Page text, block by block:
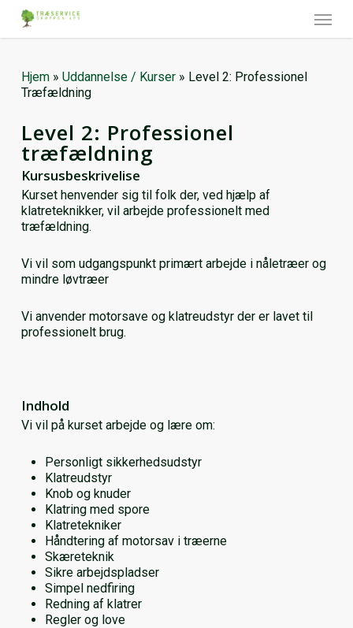
Skip
main
Hjem» Uddannelse / Kurser» Level 2: Professionel
Træfældning
Level 2: Professionel
træfældning
Kursusbeskrivelise
Kurset henvender sig til folk der, ved hjælp af
klatreteknikker, vil arbejde professionelt med
træfældning.
Vi vil som udgangspunkt primært arbejde i nåletræer og
mindre løvtræer
Vi anvender motorsave og klatreudstyr der er lavet til
professionelt brug.
Indhold
Vi vil på kurset arbejde og lære om:
Personligt sikkerhedsudstyr
Klatreudstyr
Knob og knuder
Klatring med spore
Klatretekniker
Håndtering af motorsav i træerne
Skæreteknik
Sikre arbejdspladser
Simpel nedfiring
Redning af klatrer
Regler og love